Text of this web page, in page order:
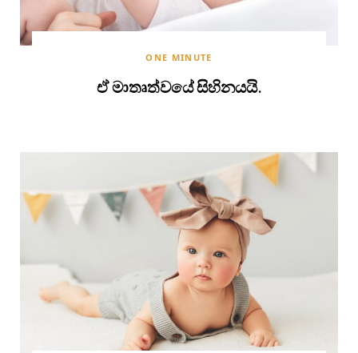
ONE MINUTE
ඒ මාතෘත්වයේ සිහිනයයි.